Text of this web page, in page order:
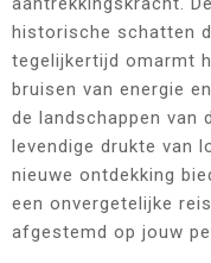
historische schatten
tegelijkertijd omarmt
bruisen van energie
de landschappen van
levendige drukte van
nieuwe ontdekking
een onvergetelijke
afgestemd op jouw